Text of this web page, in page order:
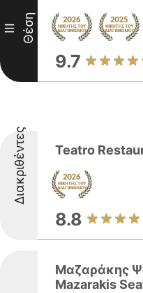
III Θέση
9.7
Διακριθέντες Teatro
8.8
Μαζαράκης
Mazarakis